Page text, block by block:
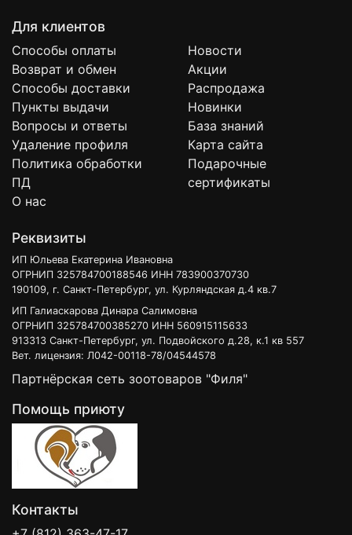
Для клиентов
Способы оплаты
Возврат и обмен
Способы доставки
Пункты выдачи
Вопросы и ответы
Удаление профиля
Политика обработки
ПД
О нас
Новости
Акции
Распродажа
Новинки
База знаний
Карта сайта
Подарочные
сертификаты
Реквизиты
ИП Юльева Екатерина Ивановна
ОГРНИП 325784700188546 ИНН 783900370730
190109, г. Санкт-Петербург, ул. Курляндская д.4 кв.7
ИП Галиаскарова Динара Салимовна
ОГРНИП 325784700385270 ИНН 560915115633
913313 Санкт-Петербург, ул. Подвойского д.28, к.1 кв 557
Вет. лицензия: Л042-00118-78/04544578
Партнёрская сеть зоотоваров "Филя"
Помощь приюту
Контакты